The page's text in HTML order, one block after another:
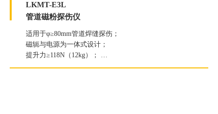
LKMT-E3L
管道磁粉探伤仪
适用于φ≥80mm管道焊缝探伤；
磁轭与电源为一体式设计；
提升力≥118N（12kg）；
白光照度≥2000Lux；